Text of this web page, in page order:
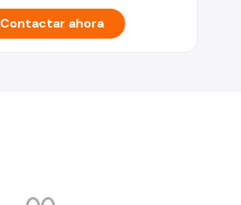
Contactar ahora